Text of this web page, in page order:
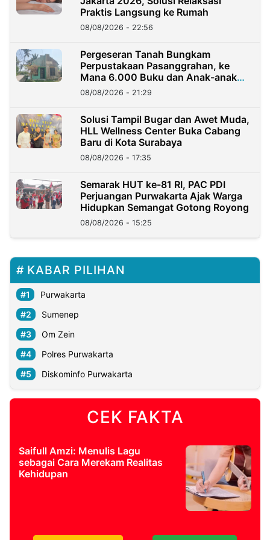
Praktis Langsung ke Rumah
08/08/2026 - 22:56
Pergeseran Tanah Bungkam
Perpustakaan Pasanggrahan, ke
Mana 6.000 Buku dan Anak-anak
Kini?
08/08/2026 - 21:29
Solusi Tampil Bugar dan Awet Muda,
HLL Wellness Center Buka Cabang
Baru di Kota Surabaya
08/08/2026 - 17:35
Semarak HUT ke-81 RI, PAC PDI
Perjuangan Purwakarta Ajak Warga
Hidupkan Semangat Gotong Royong
08/08/2026 - 15:25
KABAR PILIHAN
Purwakarta
Sumenep
Om Zein
Polres Purwakarta
Diskominfo Purwakarta
CEK FAKTA
Saifull Amzi: Menulis Lagu
sebagai Cara Merekam Realitas
Kehidupan